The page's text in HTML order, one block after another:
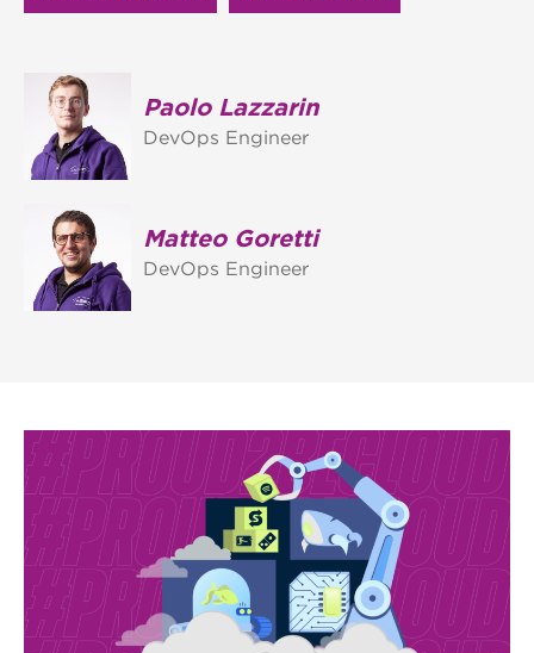
Paolo Lazzarin
DevOps Engineer
Matteo Goretti
DevOps Engineer